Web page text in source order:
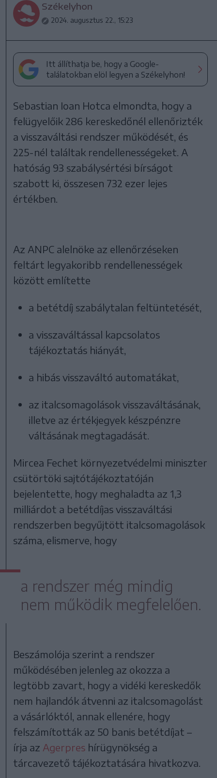
Székelyhon
2024. augusztus 22., 15:23
Itt állíthatja be, hogy a Google-
találatokban elöl legyen a Székelyhon!
Sebastian Ioan Hotca elmondta, hogy a
felügyelőik 286 kereskedőnél ellenőrizték
a visszaváltási rendszer működését, és
225-nél találtak rendellenességeket. A
hatóság 93 szabálysértési bírságot
szabott ki, összesen 732 ezer lejes
értékben.
Az ANPC alelnöke az ellenőrzéseken
feltárt legyakoribb rendellenességek
között említette
a betétdíj szabálytalan feltüntetését,
a visszaváltással kapcsolatos
tájékoztatás hiányát,
a hibás visszaváltó automatákat,
az italcsomagolások visszaváltásának,
illetve az értékjegyek készpénzre
váltásának megtagadását.
Mircea Fechet környezetvédelmi miniszter
csütörtöki sajtótájékoztatóján
bejelentette, hogy meghaladta az 1,3
milliárdot a betétdíjas visszaváltási
rendszerben begyűjtött italcsomagolások
száma, elismerve, hogy
a rendszer még mindig
nem működik megfelelően.
Beszámolója szerint a rendszer
működésében jelenleg az okozza a
legtöbb zavart, hogy a vidéki kereskedők
nem hajlandók átvenni az italcsomagolást
a vásárlóktól, annak ellenére, hogy
felszámították az 50 banis betétdíjat –
írja az Agerpres hírügynökség a
tárcavezető tájékoztatására hivatkozva.